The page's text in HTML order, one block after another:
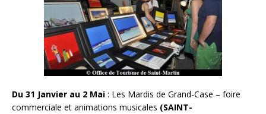
Du 31 Janvier au 2 Mai : Les Mardis de Grand-Case – foire
commerciale et animations musicales (SAINT-